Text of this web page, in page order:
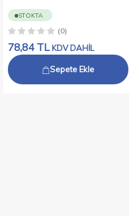
STOKTA
(0)
78,84TL KDV DAHİL
Sepete Ekle